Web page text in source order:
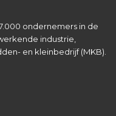
ondernemers in de
industrie,
en kleinbedrijf (MKB).